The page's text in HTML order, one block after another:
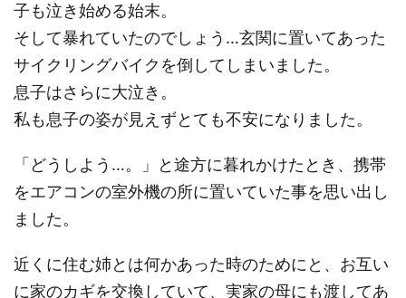
子も泣き始める始末。
そして暴れていたのでしょう…玄関に置いてあった
サイクリングバイクを倒してしまいました。
息子はさらに大泣き。
私も息子の姿が見えずとても不安になりました。
「どうしよう…。」と途方に暮れかけたとき、携帯
をエアコンの室外機の所に置いていた事を思い出し
ました。
近くに住む姉とは何かあった時のためにと、お互い
に家のカギを交換していて、実家の母にも渡してあ